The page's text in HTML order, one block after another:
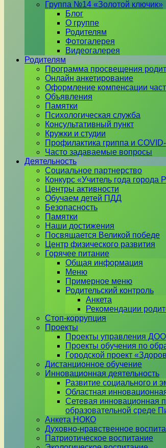
Группа №14 «Золотой ключик»
Блог
О группе
Родителям
Фотогалерея
Видеогалерея
Родителям
Программа просвещения
Онлайн анкетирование
Оформление компенсации
Объявления
Памятки
Психологическая служба
Консультативный пункт
Кружки и студии
Профилактика гриппа и
Часто задаваемые вопросы
Деятельность
Социальное партнерство
Конкурс «Учитель года города
Центры активности
Обучаем детей ПДД
Безопасность
Памятки
Наши достижения
Посвящается Великой победе
Центр физического развития
Горячее питание
Общая информация
Меню
Примерное меню
Родительский контроль
Анкета
Рекомендации
Стоп-коррупция
Проекты
Проекты управления ДОО
Проекты обучения по
Городской проект
Дистанционное обучение
Инновационная деятельность
Развитие социального и
Областная
Сетевая инновационная
образовательной среде
Анкета НОКО
Духовно-нравственное
Патриотическое воспитание